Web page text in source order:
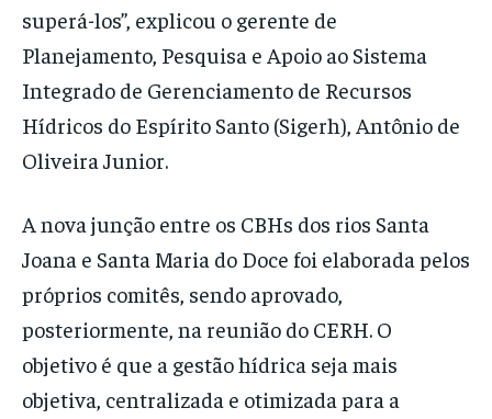
superá-los”, explicou o gerente de
Planejamento, Pesquisa e Apoio ao Sistema
Integrado de Gerenciamento de Recursos
Hídricos do Espírito Santo (Sigerh), Antônio de
Oliveira Junior.
A nova junção entre os CBHs dos rios Santa
Joana e Santa Maria do Doce foi elaborada pelos
próprios comitês, sendo aprovado,
posteriormente, na reunião do CERH. O
objetivo é que a gestão hídrica seja mais
objetiva, centralizada e otimizada para a